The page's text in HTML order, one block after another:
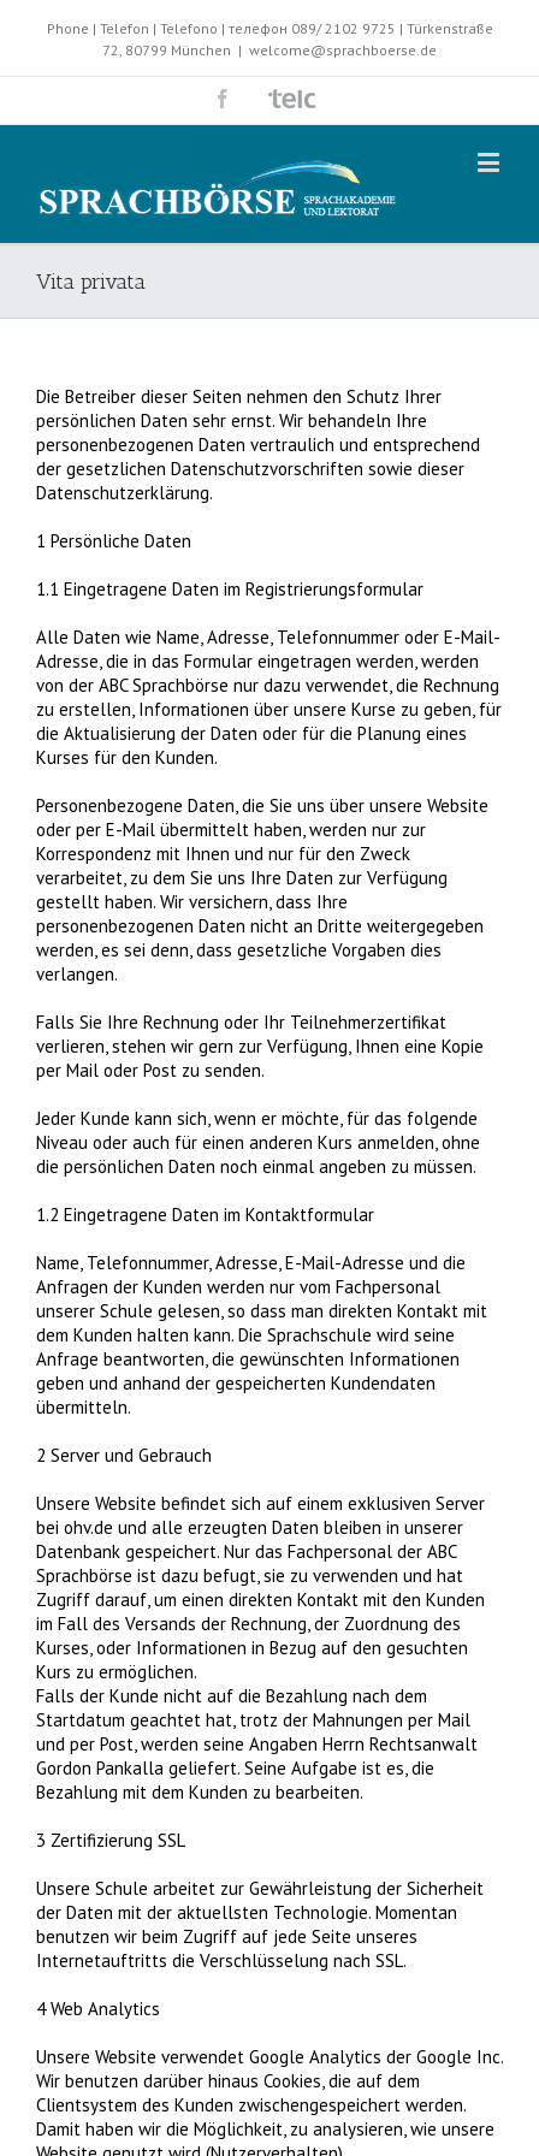
Phone | Telefon | Telefono | телефон 089/ 2102 9725 | Türkenstraße
72, 80799 München | welcome@sprachboerse.de
Vita privata
Die Betreiber dieser Seiten nehmen den Schutz Ihrer
persönlichen Daten sehr ernst. Wir behandeln Ihre
personenbezogenen Daten vertraulich und entsprechend
der gesetzlichen Datenschutzvorschriften sowie dieser
Datenschutzerklärung.
1 Persönliche Daten
1.1 Eingetragene Daten im Registrierungsformular
Alle Daten wie Name, Adresse, Telefonnummer oder E-Mail-
Adresse, die in das Formular eingetragen werden, werden
von der ABC Sprachbörse nur dazu verwendet, die Rechnung
zu erstellen, Informationen über unsere Kurse zu geben, für
die Aktualisierung der Daten oder für die Planung eines
Kurses für den Kunden.
Personenbezogene Daten, die Sie uns über unsere Website
oder per E-Mail übermittelt haben, werden nur zur
Korrespondenz mit Ihnen und nur für den Zweck
verarbeitet, zu dem Sie uns Ihre Daten zur Verfügung
gestellt haben. Wir versichern, dass Ihre
personenbezogenen Daten nicht an Dritte weitergegeben
werden, es sei denn, dass gesetzliche Vorgaben dies
verlangen.
Falls Sie Ihre Rechnung oder Ihr Teilnehmerzertifikat
verlieren, stehen wir gern zur Verfügung, Ihnen eine Kopie
per Mail oder Post zu senden.
Jeder Kunde kann sich, wenn er möchte, für das folgende
Niveau oder auch für einen anderen Kurs anmelden, ohne
die persönlichen Daten noch einmal angeben zu müssen.
1.2 Eingetragene Daten im Kontaktformular
Name, Telefonnummer, Adresse, E-Mail-Adresse und die
Anfragen der Kunden werden nur vom Fachpersonal
unserer Schule gelesen, so dass man direkten Kontakt mit
dem Kunden halten kann. Die Sprachschule wird seine
Anfrage beantworten, die gewünschten Informationen
geben und anhand der gespeicherten Kundendaten
übermitteln.
2 Server und Gebrauch
Unsere Website befindet sich auf einem exklusiven Server
bei ohv.de und alle erzeugten Daten bleiben in unserer
Datenbank gespeichert. Nur das Fachpersonal der ABC
Sprachbörse ist dazu befugt, sie zu verwenden und hat
Zugriff darauf, um einen direkten Kontakt mit den Kunden
im Fall des Versands der Rechnung, der Zuordnung des
Kurses, oder Informationen in Bezug auf den gesuchten
Kurs zu ermöglichen.
Falls der Kunde nicht auf die Bezahlung nach dem
Startdatum geachtet hat, trotz der Mahnungen per Mail
und per Post, werden seine Angaben Herrn Rechtsanwalt
Gordon Pankalla geliefert. Seine Aufgabe ist es, die
Bezahlung mit dem Kunden zu bearbeiten.
3 Zertifizierung SSL
Unsere Schule arbeitet zur Gewährleistung der Sicherheit
der Daten mit der aktuellsten Technologie. Momentan
benutzen wir beim Zugriff auf jede Seite unseres
Internetauftritts die Verschlüsselung nach SSL.
4 Web Analytics
Unsere Website verwendet Google Analytics der Google Inc.
Wir benutzen darüber hinaus Cookies, die auf dem
Clientsystem des Kunden zwischengespeichert werden.
Damit haben wir die Möglichkeit, zu analysieren, wie unsere